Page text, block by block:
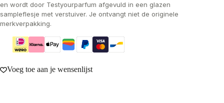
en wordt door Testyourparfum afgevuld in een glazen
sampleflesje met verstuiver. Je ontvangt niet de originele
merkverpakking.
Voeg toe aan je wensenlijst